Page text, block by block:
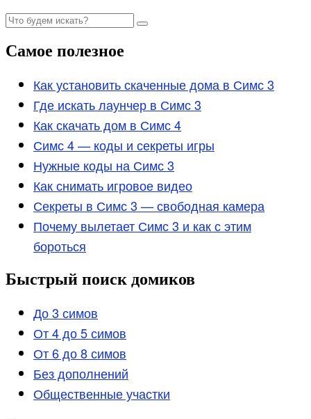
боковой
панели
Найти:
Поиск
Самое полезное
Как установить скаченные дома в Симс 3
Где искать лаунчер в Симс 3
Как скачать дом в Симс 4
Симс 4 — коды и секреты игры
Нужные коды на Симс 3
Как снимать игровое видео
Секреты в Симс 3 — свободная камера
Почему вылетает Симс 3 и как с этим
бороться
Быстрый поиск домиков
До 3 симов
От 4 до 5 симов
От 6 до 8 симов
Без дополнений
Общественные участки